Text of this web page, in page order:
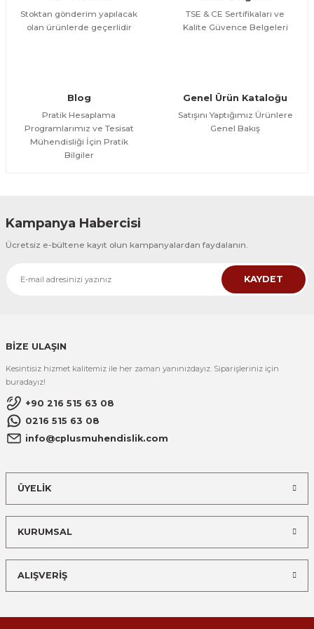
Stoktan gönderim yapılacak
olan ürünlerde geçerlidir
TSE & CE Sertifikaları ve
Kalite Güvence Belgeleri
Blog
Pratik Hesaplama
Programlarımız ve Tesisat
Mühendisliği İçin Pratik
Bilgiler
Genel Ürün Kataloğu
Satışını Yaptığımız Ürünlere
Genel Bakış
Kampanya Habercisi
Ücretsiz e-bültene kayıt olun kampanyalardan faydalanın.
KAYDET
BİZE ULAŞIN
Kesintisiz hizmet kalitemiz ile her zaman yanınızdayız. Siparişleriniz için
buradayız!
+90 216 515 63 08
0216 515 63 08
info@cplusmuhendislik.com
ÜYELİK
KURUMSAL
ALIŞVERİŞ